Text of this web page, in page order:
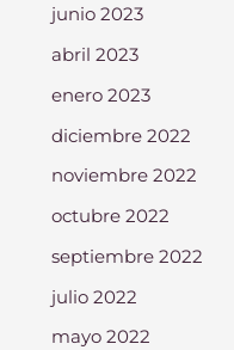
junio 2023
abril 2023
enero 2023
diciembre 2022
noviembre 2022
octubre 2022
septiembre 2022
julio 2022
mayo 2022